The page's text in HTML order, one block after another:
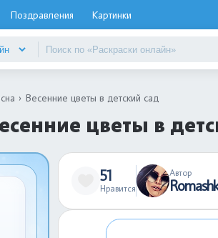
Поздравления Картинки
Весенние цветы в детский сад
цветы в
51
Нравится
Автор